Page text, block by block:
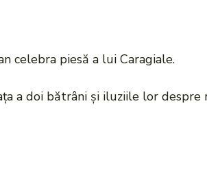
celebra piesă a lui Caragiale.
a doi bătrâni și iluziile lor